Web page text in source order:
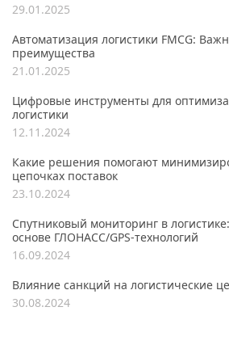
29.01.2025
Автоматизация логистики FMCG:
преимущества
21.01.2025
Цифровые инструменты для
логистики
12.11.2024
Какие решения помогают
цепочках поставок
23.10.2024
Спутниковый мониторинг в
основе ГЛОНАСС/GPS-технологий
16.09.2024
Влияние санкций на логистические
30.08.2024